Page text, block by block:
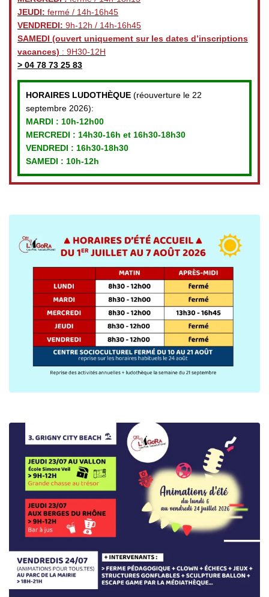
JEUDI: fermé / 14h-16h45
VENDREDI: 9h-12h / 14h-16h45
SAMEDI (ouvert uniquement sur les dates d’inscriptions
vacances) : 9H30-12H
> 04 78 73 25 83
HORAIRES LUDOTHÈQUE (réouverture le 22
septembre 2026):
MARDI : 10h-12h00
MERCREDI : 14h30-16h et 16h30-18h30
VENDREDI : 16h30-18h30
SAMEDI : 10h-12h